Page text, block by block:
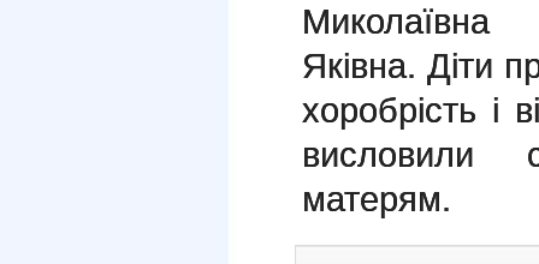
Яківна. Діти
хоробрість і
висловили
матерям.